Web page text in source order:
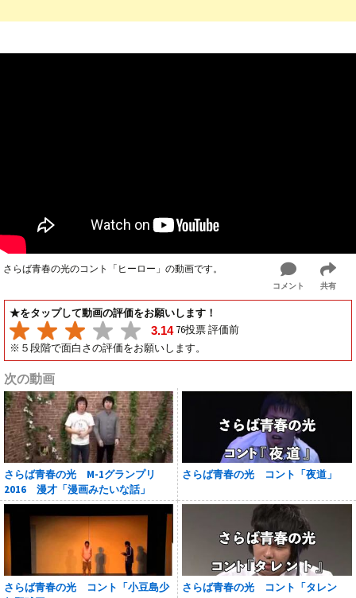
さらば青春の光のコント「ヒーロー」の動画です。
コメント 共有
★をタップして動画の評価をお願いします！
3.1476投票 評価前
※５段階で面白さの評価をお願いします。
次の動画
さらば青春の光 M-1グランプリ
2016 漫才「漫画みたいな話」
さらば青春の光 コント「夜道」
さらば青春の光 コント「小豆島少
さらば青春の光 コント「タレン